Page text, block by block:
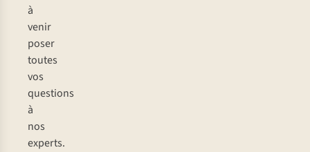
à
venir
poser
toutes
vos
questions
à
nos
experts.